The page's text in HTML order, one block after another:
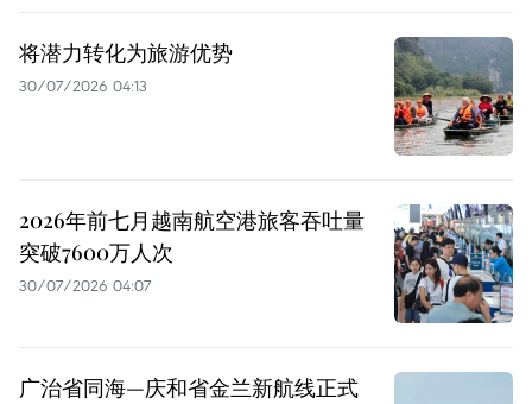
将潜力转化为旅游优势
30/07/2026 04:13
2026年前七月越南航空港旅客吞吐量
突破7600万人次
30/07/2026 04:07
广治省同海—庆和省金兰新航线正式